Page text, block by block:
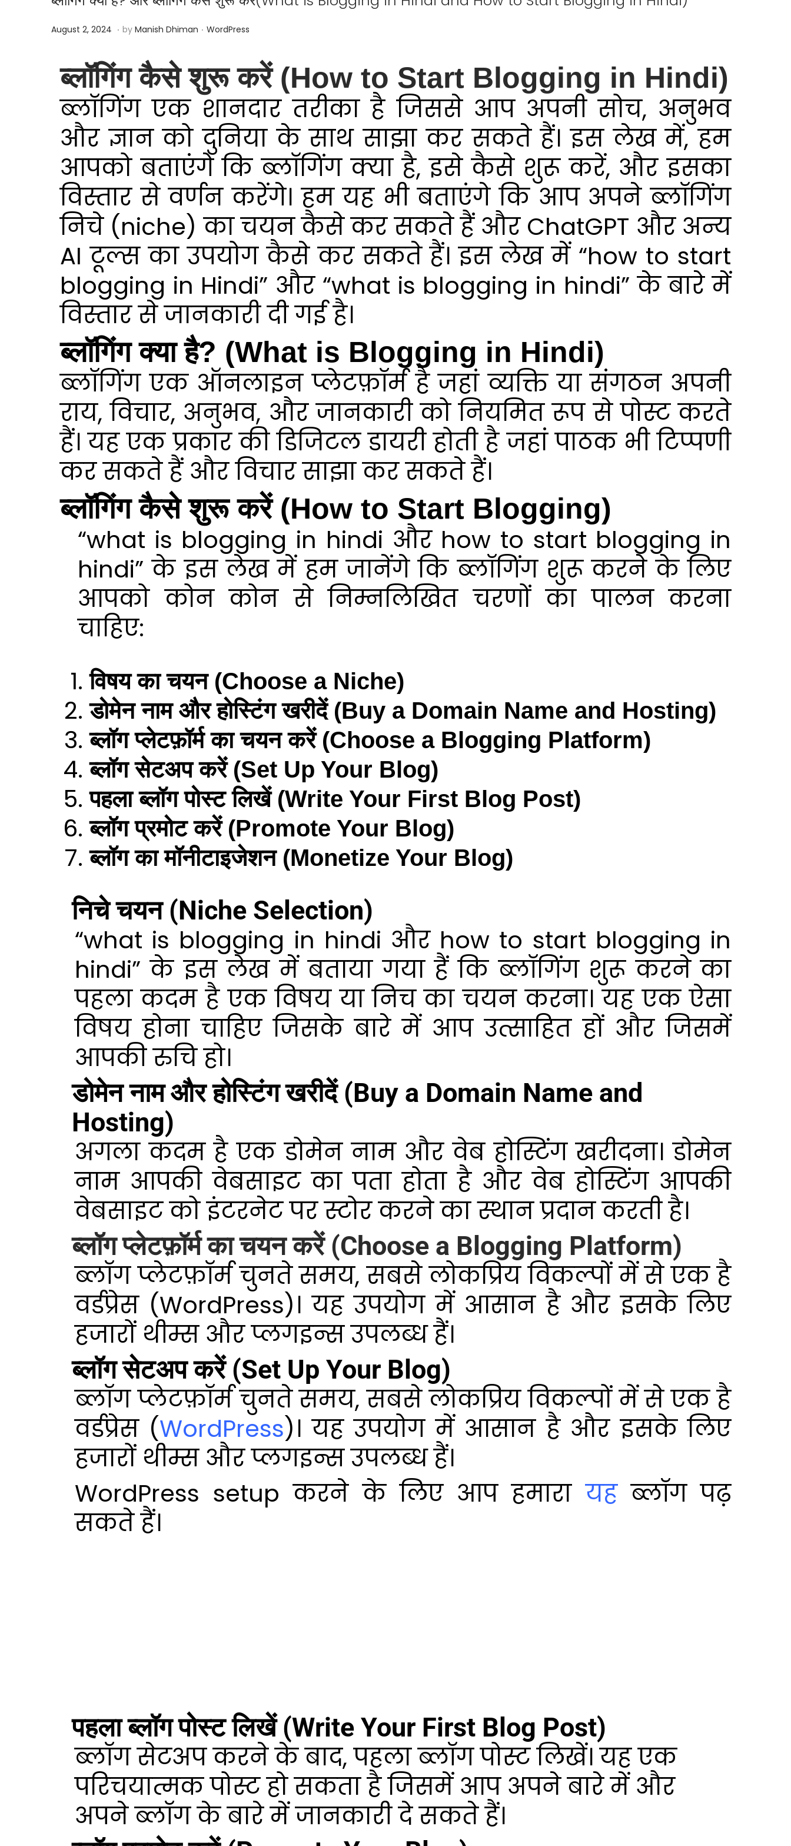
Posted on
August 2, 2024 J
n
u
a
r
y
1
1
2
2
6
. by Manish Dhiman . Posted in
WordPress
ब्लॉगिंग कैसे शुरू करें (How to Start Blogging in Hindi)
ब्लॉगिंग एक शानदार तरीका है जिससे आप अपनी सोच, अनुभव
और ज्ञान को दुनिया के साथ साझा कर सकते हैं। इस लेख में, हम
आपको बताएंगे कि ब्लॉगिंग क्या है, इसे कैसे शुरू करें, और इसका
विस्तार से वर्णन करेंगे। हम यह भी बताएंगे कि आप अपने ब्लॉगिंग
निचे (niche) का चयन कैसे कर सकते हैं और ChatGPT और अन्य
AI टूल्स का उपयोग कैसे कर सकते हैं। इस लेख में “how to start
blogging in Hindi” और “what is blogging in hindi” के बारे में
विस्तार से जानकारी दी गई है।
ब्लॉगिंग क्या है? (What is Blogging in Hindi)
ब्लॉगिंग एक ऑनलाइन प्लेटफ़ॉर्म है जहां व्यक्ति या संगठन अपनी
राय, विचार, अनुभव, और जानकारी को नियमित रूप से पोस्ट करते
हैं। यह एक प्रकार की डिजिटल डायरी होती है जहां पाठक भी टिप्पणी
कर सकते हैं और विचार साझा कर सकते हैं।
ब्लॉगिंग कैसे शुरू करें (How to Start Blogging)
“what is blogging in hindi और how to start blogging in
hindi” के इस लेख में हम जानेंगे कि ब्लॉगिंग शुरू करने के लिए
आपको कोन कोन से निम्नलिखित चरणों का पालन करना
चाहिए:
विषय का चयन (Choose a Niche)
डोमेन नाम और होस्टिंग खरीदें (Buy a Domain Name and Hosting)
ब्लॉग प्लेटफ़ॉर्म का चयन करें (Choose a Blogging Platform)
ब्लॉग सेटअप करें (Set Up Your Blog)
पहला ब्लॉग पोस्ट लिखें (Write Your First Blog Post)
ब्लॉग प्रमोट करें (Promote Your Blog)
ब्लॉग का मॉनीटाइजेशन (Monetize Your Blog)
निचे चयन (Niche Selection)
“what is blogging in hindi और how to start blogging in
hindi” के इस लेख में बताया गया हैं कि ब्लॉगिंग शुरू करने का
पहला कदम है एक विषय या निच का चयन करना। यह एक ऐसा
विषय होना चाहिए जिसके बारे में आप उत्साहित हों और जिसमें
आपकी रुचि हो।
डोमेन नाम और होस्टिंग खरीदें (Buy a Domain Name and
Hosting)
अगला कदम है एक डोमेन नाम और वेब होस्टिंग खरीदना। डोमेन
नाम आपकी वेबसाइट का पता होता है और वेब होस्टिंग आपकी
वेबसाइट को इंटरनेट पर स्टोर करने का स्थान प्रदान करती है।
ब्लॉग प्लेटफ़ॉर्म का चयन करें (Choose a Blogging Platform)
ब्लॉग प्लेटफ़ॉर्म चुनते समय, सबसे लोकप्रिय विकल्पों में से एक है
वर्डप्रेस (WordPress)। यह उपयोग में आसान है और इसके लिए
हजारों थीम्स और प्लगइन्स उपलब्ध हैं।
ब्लॉग सेटअप करें (Set Up Your Blog)
ब्लॉग प्लेटफ़ॉर्म चुनते समय, सबसे लोकप्रिय विकल्पों में से एक है
वर्डप्रेस (WordPress)। यह उपयोग में आसान है और इसके लिए
हजारों थीम्स और प्लगइन्स उपलब्ध हैं।
WordPress setup करने के लिए आप हमारायहब्लॉग पढ़
सकते हैं।
पहला ब्लॉग पोस्ट लिखें (Write Your First Blog Post)
ब्लॉग सेटअप करने के बाद, पहला ब्लॉग पोस्ट लिखें। यह एक
परिचयात्मक पोस्ट हो सकता है जिसमें आप अपने बारे में और
अपने ब्लॉग के बारे में जानकारी दे सकते हैं।